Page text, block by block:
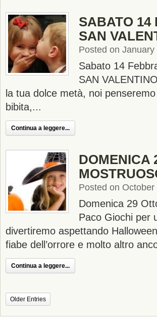
SABATO 14
SAN
Posted on
Sabato 14
SAN
la tua dolce metà, noi
bibita,...
Continua a leggere...
DOMENICA
Posted on
Domenica 29
Paco Giochi per
divertiremo aspettando
fiabe dell’orrore e molto altro
Continua a leggere...
Older Entries